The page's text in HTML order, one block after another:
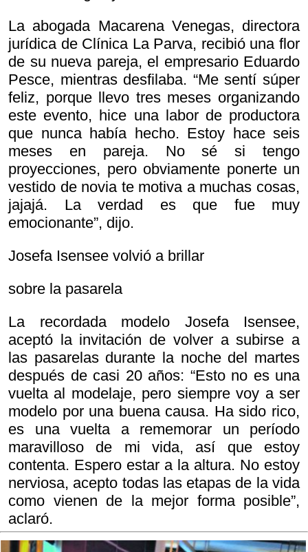
La abogada Macarena Venegas, directora
jurídica de Clínica La Parva, recibió una flor
de su nueva pareja, el empresario Eduardo
Pesce, mientras desfilaba. “Me sentí súper
feliz, porque llevo tres meses organizando
este evento, hice una labor de productora
que nunca había hecho. Estoy hace seis
meses en pareja. No sé si tengo
proyecciones, pero obviamente ponerte un
vestido de novia te motiva a muchas cosas,
jajajá. La verdad es que fue muy
emocionante”, dijo.
Josefa Isensee volvió a brillar
sobre la pasarela
La recordada modelo Josefa Isensee,
aceptó la invitación de volver a subirse a
las pasarelas durante la noche del martes
después de casi 20 años: “Esto no es una
vuelta al modelaje, pero siempre voy a ser
modelo por una buena causa. Ha sido rico,
es una vuelta a rememorar un período
maravilloso de mi vida, así que estoy
contenta. Espero estar a la altura. No estoy
nerviosa, acepto todas las etapas de la vida
como vienen de la mejor forma posible”,
aclaró.